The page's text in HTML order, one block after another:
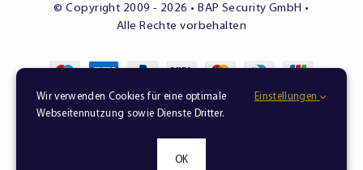
© Copyright 2009 - 2026 • BAP Security GmbH •
Alle Rechte vorbehalten
Sicherheit in besten Händen – zuverlässig, diskret,
professionell.
BAP Security – weil Sicherheit Vertrauenssache ist.
Wir verwenden Cookies für eine optimale
Webseitennutzung sowie Dienste Dritter.
Einstellungen
OK